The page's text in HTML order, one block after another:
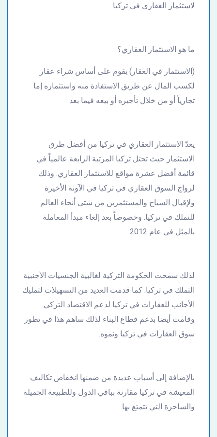
لاستثمار العقاري في تركيا.
ما هو الاستثمار العقاري؟
(الاستثمار في العقار) يقوم على أساس شراء عقار
لكسب المال عن طريق الاستفادة منه واستثماره إما
تجارياً أو من خلال تأجيره أو بيعه فيما بعد
يعدّ الاستثمار العقاري في تركيا من أفضل طرق
الاستثمار حيث تحتل تركيا المرتبة الرابعة عالمياً في
قائمة أفضل عشرة مواقع للاستثمار العقاري. وذلك
لرواج السوق العقاري في تركيا في الآونة الأخيرة
ولإقبال السياح والمستثمرين من شتى أنحاء العالم
للتملك في تركيا. وخصوصاً بعد إلغاء مبدأ المعاملة
بالمثل في عام 2012.
لذلك سمحت الحكومة التركية لغالبية الجنسيات الأجنبية
التملك في تركيا. كما قدمت العديد من التسهيلات لتمليك
الأجانب للعقارات في تركيا لدعم الاقتصاد التركي.
وقامت أيضا بدعم قطاع البناء لذلك ساهم هذا في تطور
سوق العقارات في تركيا ونموه.
بالإضافة إلى أسباب عديدة من ضمنها انخفاض تكاليف
المعيشة في تركيا مقارنة بباقي الدول وللطبيعة الجميلة
والساحرة التي تتمتع بها.